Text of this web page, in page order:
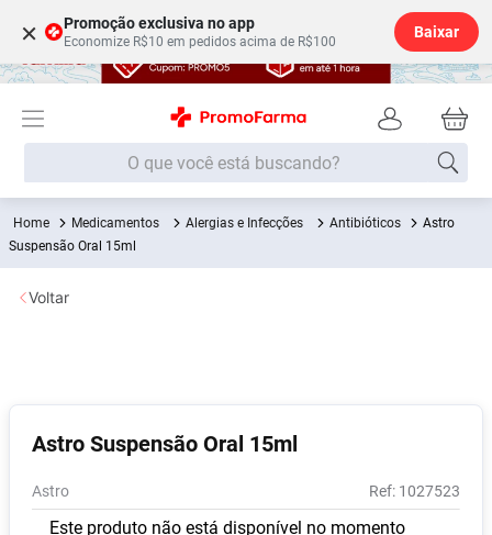
× Promoção exclusiva no app
Economize R$10 em pedidos acima de R$100
Baixar
O que você está buscando?
Medicamentos Alergias e Infecções Antibióticos
Astro
Suspensão Oral 15ml
Astro Suspensão Oral 15ml
Astro : 1027523
Este produto não está disponível no momento
Voltar
Termos mais buscados
1º Fralda
2
6º Shampoo
7
8 Vitamina D